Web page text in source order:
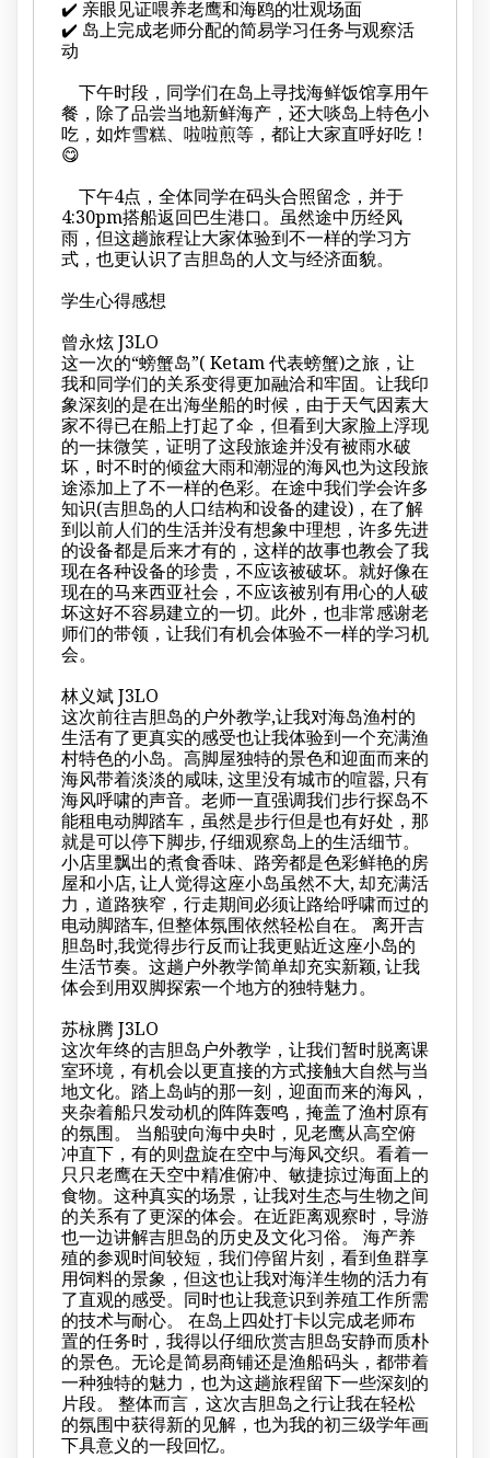
✔️ 亲眼见证喂养老鹰和海鸥的壮观场面
✔️ 岛上完成老师分配的简易学习任务与观察活
动
下午时段，同学们在岛上寻找海鲜饭馆享用午
餐，除了品尝当地新鲜海产，还大啖岛上特色小
吃，如炸雪糕、啦啦煎等，都让大家直呼好吃！
😋
下午4点，全体同学在码头合照留念，并于
4:30pm搭船返回巴生港口。虽然途中历经风
雨，但这趟旅程让大家体验到不一样的学习方
式，也更认识了吉胆岛的人文与经济面貌。
学生心得感想
曾永炫 J3LO
这一次的“螃蟹岛”( Ketam 代表螃蟹)之旅，让
我和同学们的关系变得更加融洽和牢固。让我印
象深刻的是在出海坐船的时候，由于天气因素大
家不得已在船上打起了伞，但看到大家脸上浮现
的一抹微笑，证明了这段旅途并没有被雨水破
坏，时不时的倾盆大雨和潮湿的海风也为这段旅
途添加上了不一样的色彩。在途中我们学会许多
知识(吉胆岛的人口结构和设备的建设)，在了解
到以前人们的生活并没有想象中理想，许多先进
的设备都是后来才有的，这样的故事也教会了我
现在各种设备的珍贵，不应该被破坏。就好像在
现在的马来西亚社会，不应该被别有用心的人破
坏这好不容易建立的一切。此外，也非常感谢老
师们的带领，让我们有机会体验不一样的学习机
会。
林义斌 J3LO
这次前往吉胆岛的户外教学,让我对海岛渔村的
生活有了更真实的感受也让我体验到一个充满渔
村特色的小岛。高脚屋独特的景色和迎面而来的
海风带着淡淡的咸味, 这里没有城市的喧嚣, 只有
海风呼啸的声音。老师一直强调我们步行探岛不
能租电动脚踏车，虽然是步行但是也有好处，那
就是可以停下脚步, 仔细观察岛上的生活细节。
小店里飘出的煮食香味、路旁都是色彩鲜艳的房
屋和小店, 让人觉得这座小岛虽然不大, 却充满活
力，道路狭窄，行走期间必须让路给呼啸而过的
电动脚踏车, 但整体氛围依然轻松自在。 离开吉
胆岛时,我觉得步行反而让我更贴近这座小岛的
生活节奏。这趟户外教学简单却充实新颖, 让我
体会到用双脚探索一个地方的独特魅力。
苏栐腾 J3LO
这次年终的吉胆岛户外教学，让我们暂时脱离课
室环境，有机会以更直接的方式接触大自然与当
地文化。踏上岛屿的那一刻，迎面而来的海风，
夹杂着船只发动机的阵阵轰鸣，掩盖了渔村原有
的氛围。 当船驶向海中央时，见老鹰从高空俯
冲直下，有的则盘旋在空中与海风交织。看着一
只只老鹰在天空中精准俯冲、敏捷掠过海面上的
食物。这种真实的场景，让我对生态与生物之间
的关系有了更深的体会。在近距离观察时，导游
也一边讲解吉胆岛的历史及文化习俗。 海产养
殖的参观时间较短，我们停留片刻，看到鱼群享
用饲料的景象，但这也让我对海洋生物的活力有
了直观的感受。同时也让我意识到养殖工作所需
的技术与耐心。 在岛上四处打卡以完成老师布
置的任务时，我得以仔细欣赏吉胆岛安静而质朴
的景色。无论是简易商铺还是渔船码头，都带着
一种独特的魅力，也为这趟旅程留下一些深刻的
片段。 整体而言，这次吉胆岛之行让我在轻松
的氛围中获得新的见解，也为我的初三级学年画
下具意义的一段回忆。